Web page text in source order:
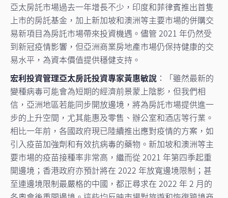
亞太房託市場過去一年增長不少，印度和菲律賓推出首隻
上市的房託基金，加上新加坡和澳洲等主要市場的併購交
易新項目為房託市場帶來投資機遇。儘管 2021 年仍然受
到新冠疫情影響，但亞洲商業房地產市場仍保持健康的交
易水平，為資本價值提供穩健支持。
宏利投資管理亞太房託投資專家黃惠敏說 ：「雖然最新的
變種病毒可能會為短期的經濟前景蒙上陰影，但我們相
信，亞洲地區若能同步開放邊境，將為房託市場提供進一
步的上升空間，尤其能惠及零售、辦公室和酒店等行業。
相比一年前，各國政府現已陸續推出應對疫情的方案，如
引入疫苗加強劑和有效抗病毒的藥物。新加坡和澳洲等主
要市場的疫苗接種率非常高，繼而從 2021 年第四季起重
開邊境；香港政府亦預計將在 2022 年放寬邊境限制；甚
至連邊境限制最嚴格的中國，都正尋求在 2022 年 2 月的